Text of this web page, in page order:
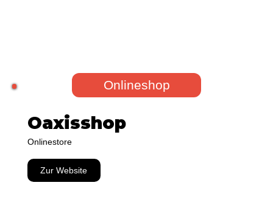
Oaxisshop
Onlinestore
Zur Website
Onlineshop